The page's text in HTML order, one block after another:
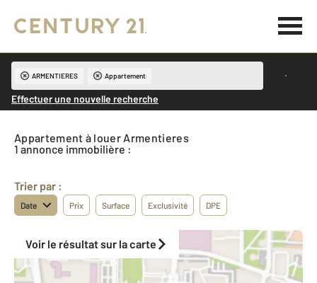
ARMENTIERES Appartement
Effectuer une nouvelle recherche
Appartement à louer Armentieres
1 annonce immobilière :
Trier par :
Date Prix Surface Exclusivité DPE
Voir le résultat sur la carte